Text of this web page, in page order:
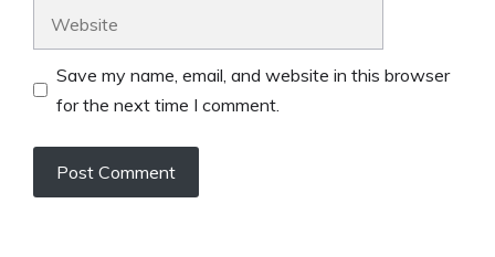
Save my name, email, and website in this browser
for the next time I comment.